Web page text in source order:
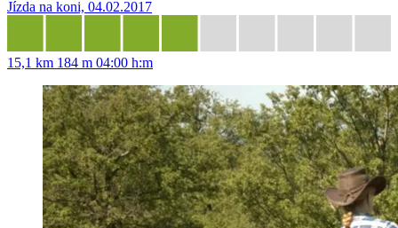
Jízda na koni, 04.02.2017
15,1 km 184 m 04:00 h:m